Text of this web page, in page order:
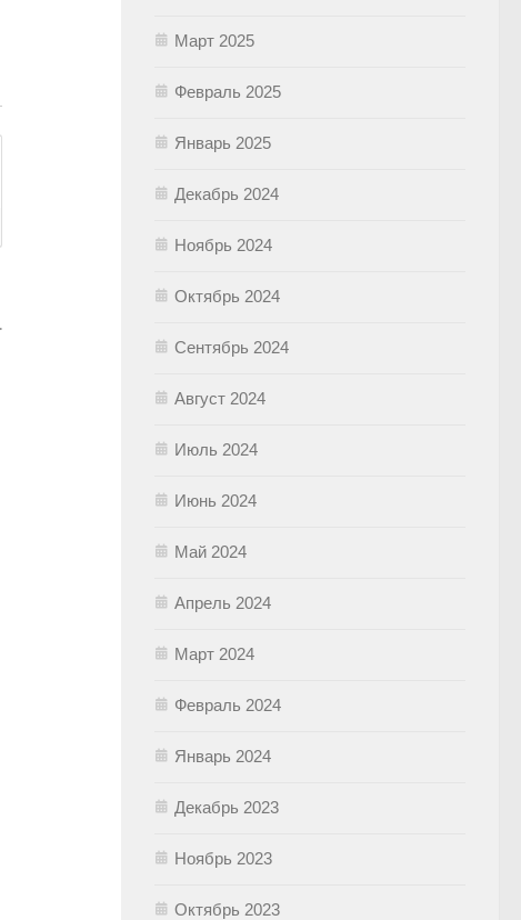
Март 2025
Февраль 2025
Январь 2025
Декабрь 2024
Ноябрь 2024
Октябрь 2024
Сентябрь 2024
Август 2024
Июль 2024
Июнь 2024
Май 2024
Апрель 2024
Март 2024
Февраль 2024
Январь 2024
Декабрь 2023
Ноябрь 2023
Октябрь 2023